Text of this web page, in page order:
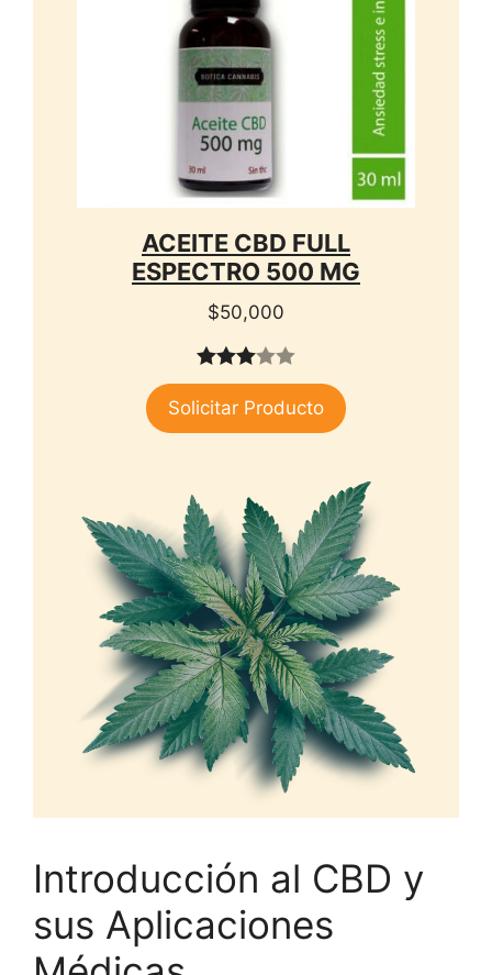
ACEITE CBD FULL
ESPECTRO 500 MG
$50,000
3.00
de 5
Solicitar Producto
Introducción al CBD y
sus Aplicaciones